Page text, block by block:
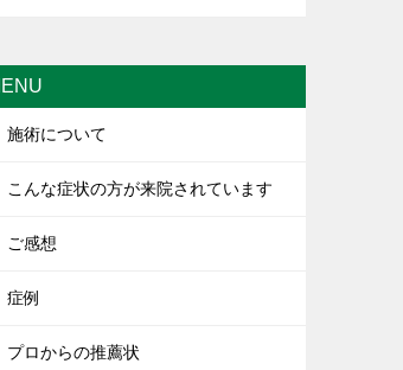
施術について
こんな症状の方が来院されています
ご感想
症例
プロからの推薦状